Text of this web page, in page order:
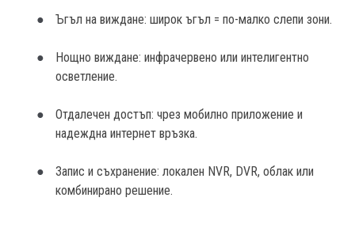
Ъгъл на виждане: широк ъгъл = по-малко слепи зони.
Нощно виждане: инфрачервено или интелигентно
осветление.
Отдалечен достъп: чрез мобилно приложение и
надеждна интернет връзка.
Запис и съхранение: локален NVR, DVR, облак или
комбинирано решение.